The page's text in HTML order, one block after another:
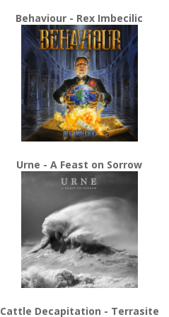
Behaviour - Rex Imbecilic
Urne - A Feast on Sorrow
Cattle Decapitation - Terrasite